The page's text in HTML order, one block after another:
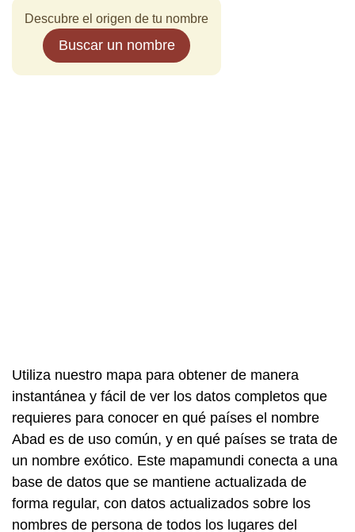
Descubre el origen de tu nombre
Buscar un nombre
Utiliza nuestro mapa para obtener de manera
instantánea y fácil de ver los datos completos que
requieres para conocer en qué países el nombre
Abad es de uso común, y en qué países se trata de
un nombre exótico. Este mapamundi conecta a una
base de datos que se mantiene actualizada de
forma regular, con datos actualizados sobre los
nombres de persona de todos los lugares del